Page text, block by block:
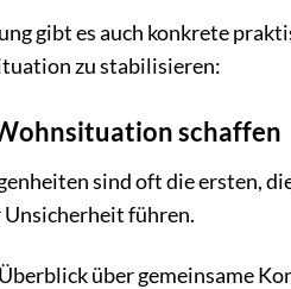
gibt es auch konkrete
zu stabilisieren:
schaffen
sind oft die ersten,
Unsicherheit führen.
über gemeinsame